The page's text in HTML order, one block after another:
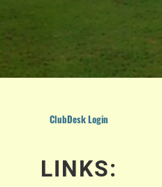
ClubDesk Login
LINKS: